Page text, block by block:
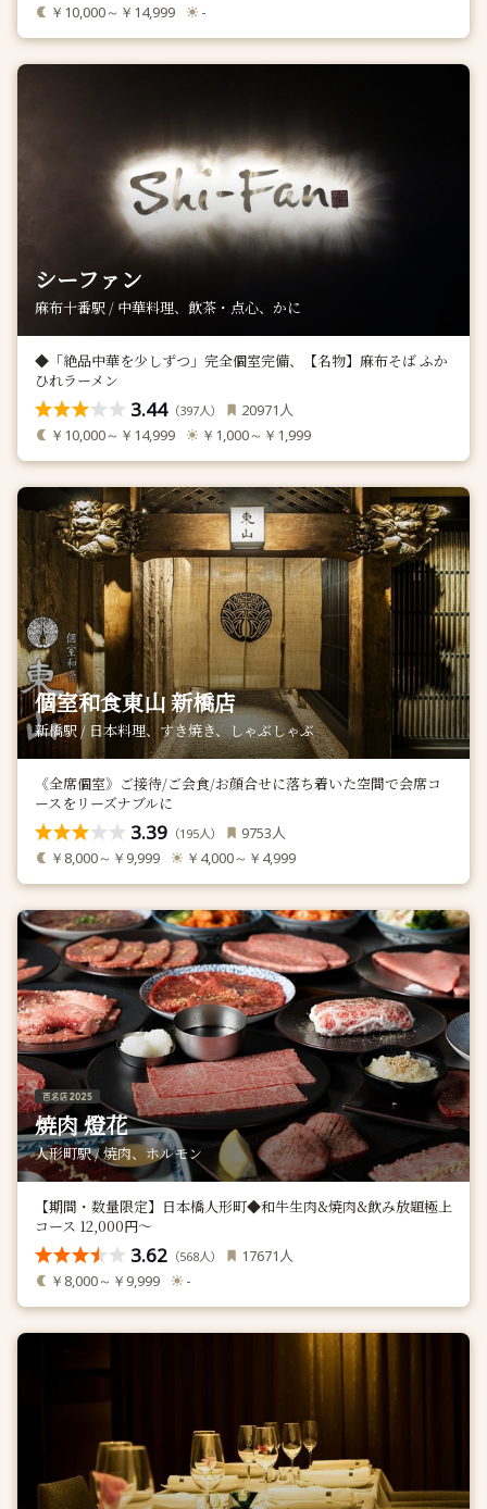
￥10,000～￥14,999 -
シーファン
麻布十番駅 / 中華料理、飲茶・点心、かに
◆「絶品中華を少しずつ」完全個室完備、【名物】麻布そば ふか
ひれラーメン
3.44（397人） 20971 人
￥10,000～￥14,999 ￥1,000～￥1,999
個室和食東山 新橋店
新橋駅 / 日本料理、すき焼き、しゃぶしゃぶ
《全席個室》ご接待/ご会食/お顔合せに落ち着いた空間で会席コ
ースをリーズナブルに
3.39 （195人） 9753人
￥8,000～￥9,999 ￥4,000～￥4,999
焼肉 燈花
人形町駅 / 焼肉、ホルモン
【期間・数量限定】日本橋人形町◆和牛生肉&焼肉&飲み放題極上
コース 12,000円〜
3.62 （568人） 17671 人
￥8,000～￥9,999 -